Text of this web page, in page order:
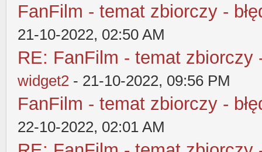
FanFilm - temat zbiorczy -
21-10-2022, 02:50 AM
RE: FanFilm - temat zbiorczy
widget2 - 21-10-2022, 09:56 PM
FanFilm - temat zbiorczy -
22-10-2022, 02:01 AM